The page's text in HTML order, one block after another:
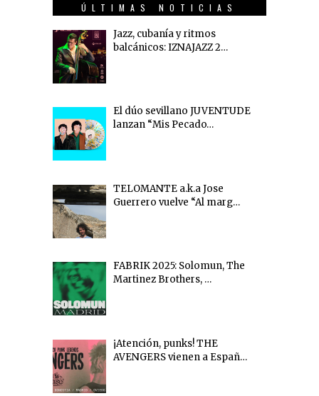
ÚLTIMAS NOTICIAS
Jazz, cubanía y ritmos
balcánicos: IZNAJAZZ 2…
El dúo sevillano JUVENTUDE
lanzan “Mis Pecado…
TELOMANTE a.k.a Jose
Guerrero vuelve “Al marg…
FABRIK 2025: Solomun, The
Martinez Brothers, …
¡Atención, punks! THE
AVENGERS vienen a Españ…